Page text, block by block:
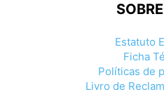
Estatuto
Ficha
Políticas de
Livro de